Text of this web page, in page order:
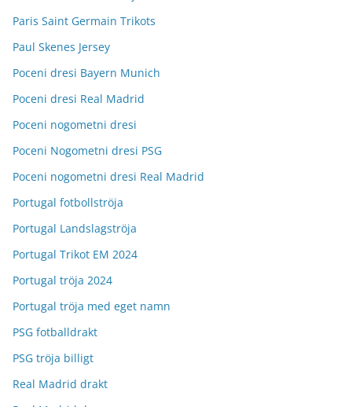
Paris Saint Germain Trikots
Paul Skenes Jersey
Poceni dresi Bayern Munich
Poceni dresi Real Madrid
Poceni nogometni dresi
Poceni Nogometni dresi PSG
Poceni nogometni dresi Real Madrid
Portugal fotbollströja
Portugal Landslagströja
Portugal Trikot EM 2024
Portugal tröja 2024
Portugal tröja med eget namn
PSG fotballdrakt
PSG tröja billigt
Real Madrid drakt